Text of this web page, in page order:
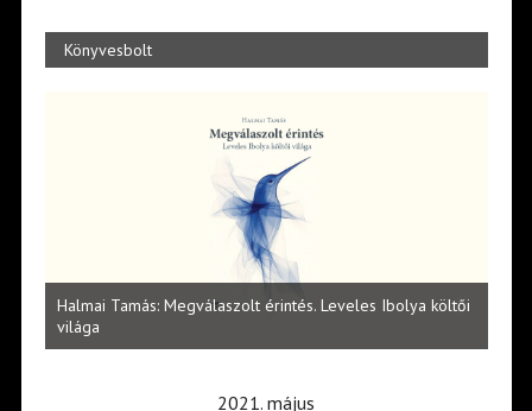
Könyvesbolt
Halmai Tamás: Megválaszolt érintés. Leveles Ibolya költői
világa
2021. május